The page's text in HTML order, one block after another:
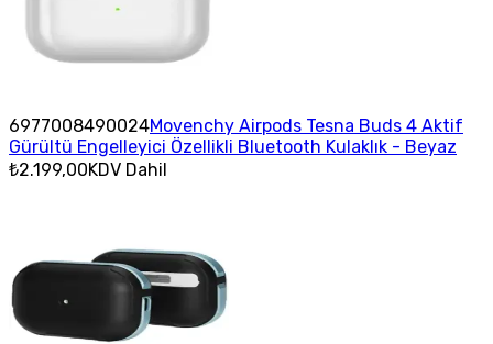
6977008490024Movenchy Airpods Tesna Buds 4 Aktif
Gürültü Engelleyici Özellikli Bluetooth Kulaklık - Beyaz
₺2.199,00KDV Dahil